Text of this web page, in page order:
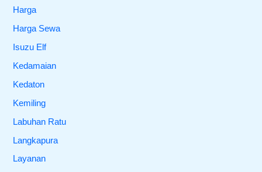
Harga
Harga Sewa
Isuzu Elf
Kedamaian
Kedaton
Kemiling
Labuhan Ratu
Langkapura
Layanan